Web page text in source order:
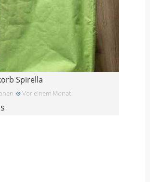
Spirella
Vor einem Monat